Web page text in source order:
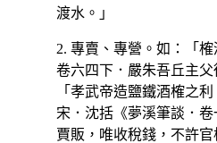
渡水。」
2. 專賣、專營。如：「
卷六四下．嚴朱吾丘主父
「孝武帝造鹽鐵酒榷之
宋．沈括《夢溪筆談．
賈販，唯收稅錢，不許官